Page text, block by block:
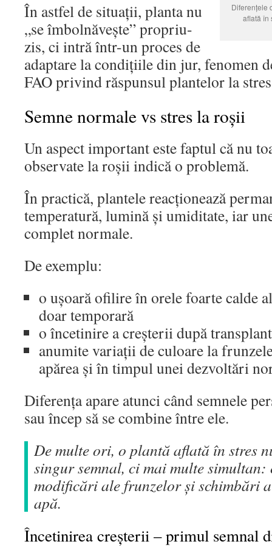
Diferențele
aflată în
În astfel de situații, planta nu
„se îmbolnăvește” propriu-
zis, ci intră într-un proces de
adaptare la condițiile din jur, fenomen
FAO privind răspunsul plantelor la
Semne normale vs stres la roșii
Un aspect important este faptul că nu
observate la roșii indică o problemă.
În practică, plantele reacționează
temperatură, lumină și umiditate, iar
complet normale.
De exemplu:
o ușoară ofilire în orele foarte calde
doar temporară
o încetinire a creșterii după
anumite variații de culoare la
apărea și în timpul unei dezvoltări
Diferența apare atunci când semnele
sau încep să se combine între ele.
De multe ori, o plantă aflată în stres
singur semnal, ci mai multe simultan:
modificări ale frunzelor și schimbări
apă.
Încetinirea creșterii – primul semnal